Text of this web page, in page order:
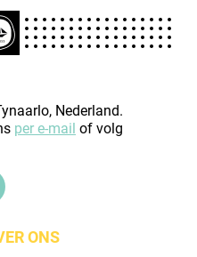
Nederland.
per e-mail of volg
ONS